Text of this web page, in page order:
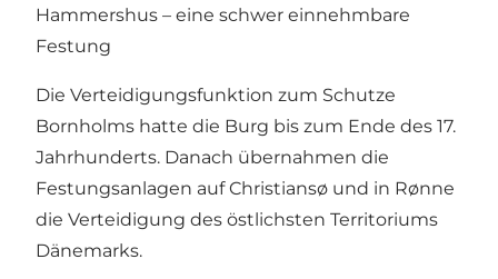
Hammershus – eine schwer einnehmbare
Festung
Die Verteidigungsfunktion zum Schutze
Bornholms hatte die Burg bis zum Ende des 17.
Jahrhunderts. Danach übernahmen die
Festungsanlagen auf Christiansø und in Rønne
die Verteidigung des östlichsten Territoriums
Dänemarks.